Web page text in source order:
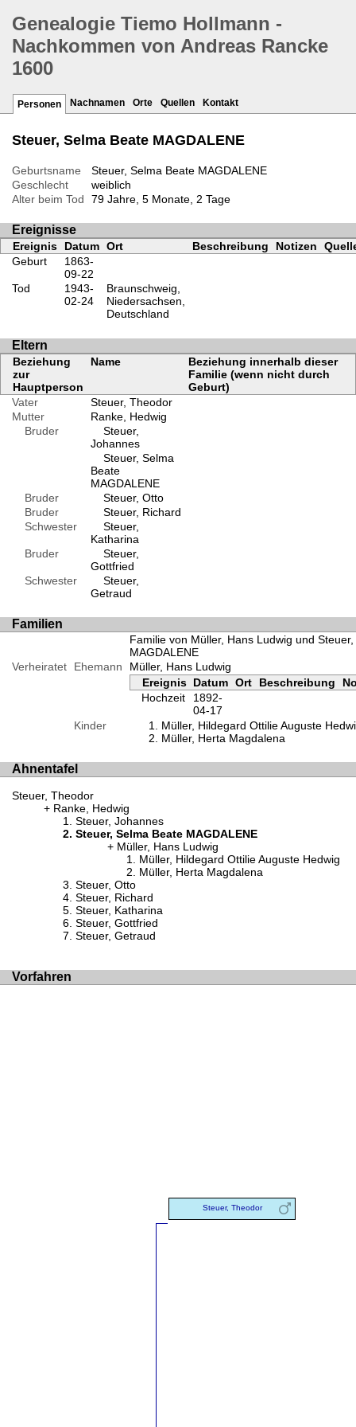
Genealogie Tiemo Hollmann -
Nachkommen von Andreas Rancke
1600
Personen Nachnamen Orte Quellen Kontakt
Steuer, Selma Beate MAGDALENE
Geburtsname
Steuer, Selma Beate MAGDALENE
Geschlecht
weiblich
Alter beim Tod
79 Jahre, 5 Monate, 2 Tage
Ereignisse
Ereignis Datum Ort Beschreibung Notizen
Geburt
1863-
09-22
Tod
1943-
02-24
Braunschweig,
Niedersachsen,
Deutschland
Eltern
Beziehung
zur
Hauptperson
Name
Beziehung innerhalb dieser
Familie (wenn nicht durch
Geburt)
Vater
Steuer, Theodor
Mutter
Ranke, Hedwig
Bruder
Steuer,
Johannes
Steuer, Selma
Beate
MAGDALENE
Bruder
Steuer, Otto
Bruder
Steuer, Richard
Schwester
Steuer,
Katharina
Bruder
Steuer,
Gottfried
Schwester
Steuer,
Getraud
Familien
Familie von Müller, Hans Ludwig und
MAGDALENE
Verheiratet
Ehemann
Müller, Hans Ludwig
Ereignis Datum Ort Beschreibung
Hochzeit
1892-
04-17
Kinder
Müller, Hildegard Ottilie Auguste
Müller, Herta Magdalena
Ahnentafel
Steuer, Theodor
Ranke, Hedwig
Steuer, Johannes
Steuer, Selma Beate MAGDALENE
Müller, Hans Ludwig
Müller, Hildegard Ottilie Auguste Hedwig
Müller, Herta Magdalena
Steuer, Otto
Steuer, Richard
Steuer, Katharina
Steuer, Gottfried
Steuer, Getraud
Vorfahren
Steuer, Theodor